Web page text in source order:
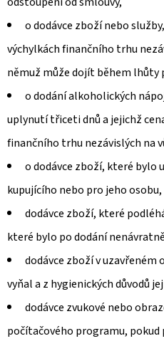
o dodávce zboží nebo
výchylkách finančního trhu
němuž může dojít během lhůty
o dodání alkoholických
uplynutí třiceti dnů a jejichž
finančního trhu nezávislých na
o dodávce zboží, které bylo
kupujícího nebo pro jeho osobu,
dodávce zboží, které
které bylo po dodání
dodávce zboží v
vyňal a z hygienických důvodů
dodávce zvukové nebo
počítačového programu,